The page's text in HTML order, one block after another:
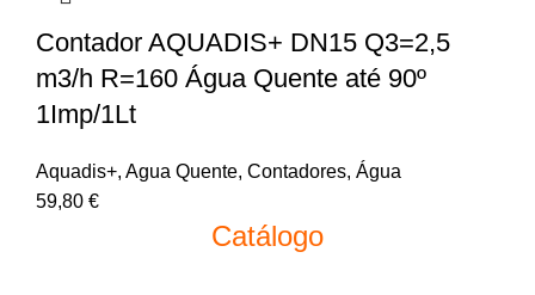
Contador AQUADIS+ DN15 Q3=2,5
m3/h R=160 Água Quente até 90º
1Imp/1Lt
Aquadis+, Agua Quente, Contadores, Água
59,80 €
Catálogo